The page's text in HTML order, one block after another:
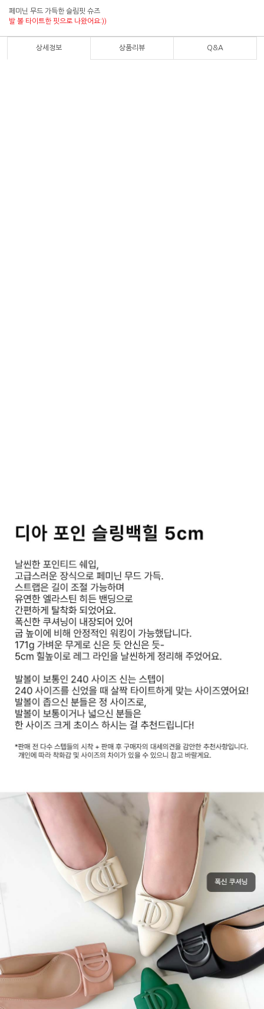
페미닌 무드 가득한 슬림핏 슈즈
발 볼 타이트한 핏으로 나왔어요:))
상세정보 상품리뷰 Q&A